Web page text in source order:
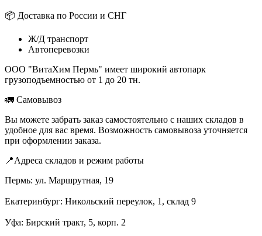
📦 Доставка по России и СНГ
Ж/Д транспорт
Автоперевозки
ООО "ВитаХим Пермь" имеет широкий автопарк
грузоподъемностью от 1 до 20 тн.
🚛 Самовывоз
Вы можете забрать заказ самостоятельно с наших складов в
удобное для вас время. Возможность самовывоза уточняется
при оформлении заказа.
📍Адреса складов и режим работы
Пермь: ул. Маршрутная, 19
Екатеринбург: Никольский переулок, 1, склад 9
Уфа: Бирский тракт, 5, корп. 2